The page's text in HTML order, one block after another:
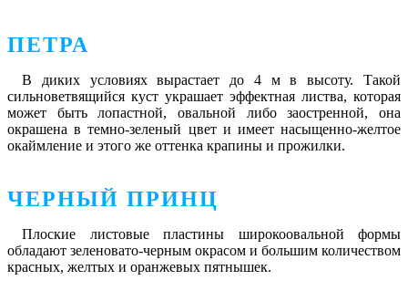
ПЕТРА
В диких условиях вырастает до 4 м в высоту. Такой
сильноветвящийся куст украшает эффектная листва, которая
может быть лопастной, овальной либо заостренной, она
окрашена в темно-зеленый цвет и имеет насыщенно-желтое
окаймление и этого же оттенка крапины и прожилки.
ЧЕРНЫЙ ПРИНЦ
Плоские листовые пластины широкоовальной формы
обладают зеленовато-черным окрасом и большим количеством
красных, желтых и оранжевых пятнышек.